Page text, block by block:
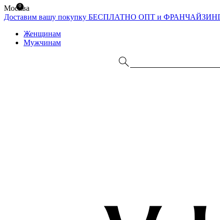
Москва
Доставим вашу покупку БЕСПЛАТНО ОПТ и
Женщинам
Мужчинам
0